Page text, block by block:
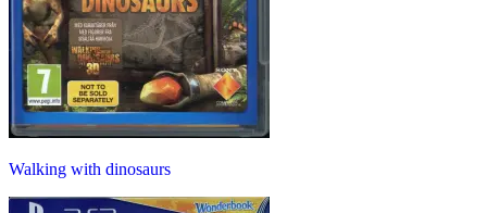
Walking with dinosaurs